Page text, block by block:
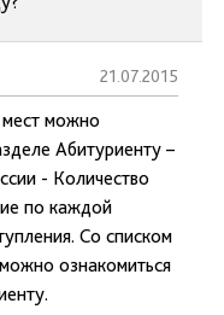
21.07.2015
можно
Абитуриенту –
- Количество
по каждой
Со списком
ознакомиться